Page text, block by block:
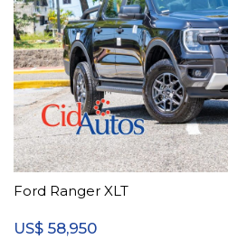
Ford Ranger XLT
US$ 58,950